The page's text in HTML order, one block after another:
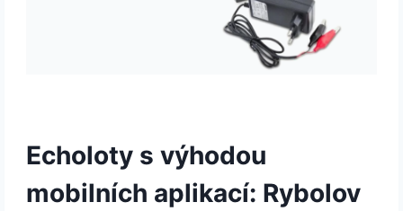
Echoloty s výhodou
mobilních aplikací: Rybolov